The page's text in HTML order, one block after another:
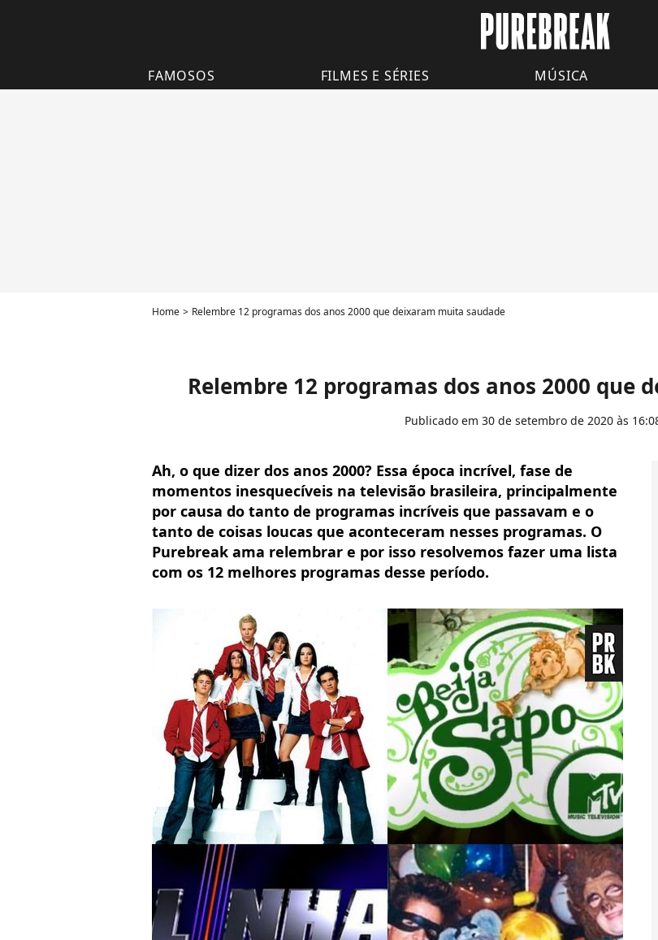
FAMOSOS FILMES E SÉRIES MÚSICA
Home Relembre 12 programas dos anos 2000 que deixaram muita saudade
Relembre 12 programas dos anos 2000 que
Publicado em 30 de setembro de 2020 às
Ah, o que dizer dos anos 2000? Essa época incrível, fase de
momentos inesquecíveis na televisão brasileira, principalmente
por causa do tanto de programas incríveis que passavam e o
tanto de coisas loucas que aconteceram nesses programas. O
Purebreak ama relembrar e por isso resolvemos fazer uma lista
com os 12 melhores programas desse período.